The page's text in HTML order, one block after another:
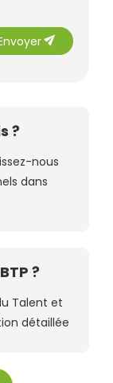
send
?
nous
dans
?
Talent et
détaillée